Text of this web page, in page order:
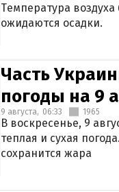
Температура
ожидаются осадки.
Часть
погоды на 9
9 августа, 06:33 1965
В воскресенье, 9
теплая и сухая
сохранится жара